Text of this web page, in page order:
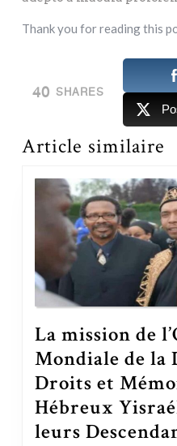
Thank you for reading this
40 SHARES
Article similaire
La mission de
Mondiale de la
Droits et
Hébreux
leurs